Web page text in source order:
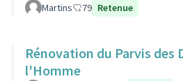
Martins 79 Retenue
Rénovation du Parvis des
l'Homme